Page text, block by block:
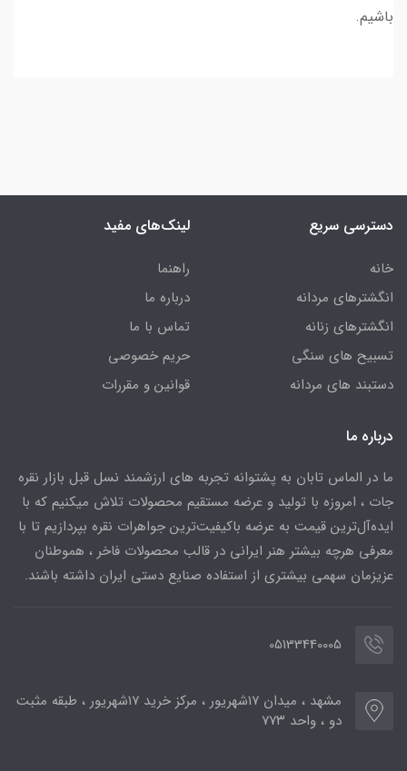
باشیم.
دسترسی سریع
خانه
انگشترهای مردانه
انگشترهای زنانه
تسبیح های سنگی
دستبند های مردانه
لینک‌های مفید
راهنما
درباره ما
تماس با ما
حریم خصوصی
قوانین و مقررات
درباره ما
ما در الماس تابان به پشتوانه تجربه های ارزشمند نسل قبل بازار نقره
جات ، امروزه با تولید و عرضه مستقیم محصولات تلاش میکنیم که با
ایده‌آل‌ترین قیمت به عرضه باکیفیت‌ترین جواهرات نقره بپردازیم تا با
معرفی هرچه بیشتر هنر ایرانی در قالب محصولات فاخر ، هموطنان
عزیزمان سهمی بیشتری از استفاده صنایع دستی ایران داشته باشند.
05133440005
مشهد ، میدان ۱۷شهریور ، مرکز خرید ۱۷شهریور ، طبقه مثبت
دو ، واحد ۷۷۳